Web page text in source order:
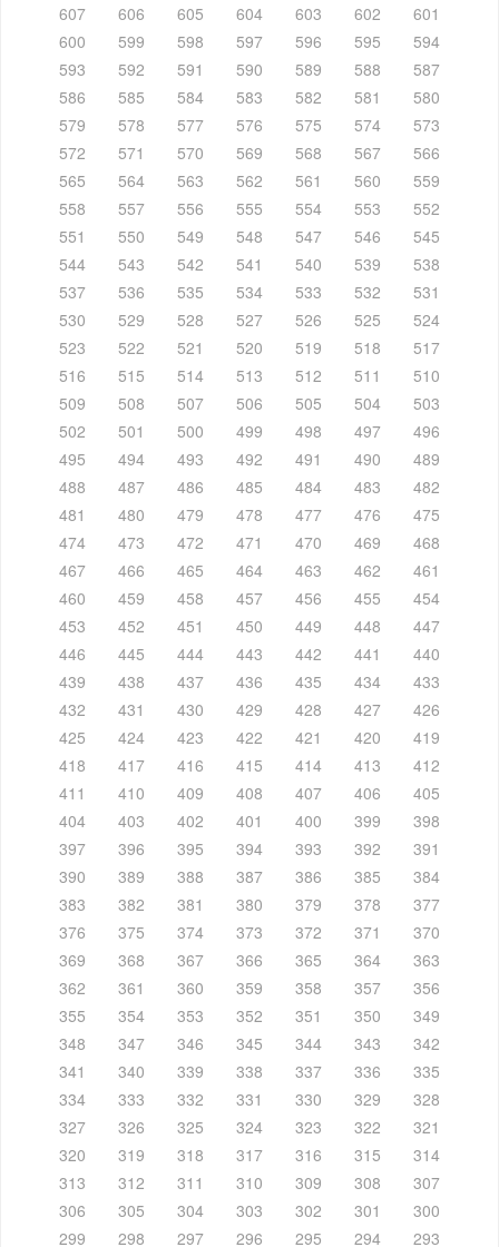
607
606 605 604 603 602
601
600
599 598 597 596 595
594
593
592 591 590 589 588
587
586
585 584 583 582 581
580
579
578 577 576 575 574
573
572
571 570 569 568 567
566
565
564 563 562 561 560
559
558
557 556 555 554 553
552
551
550 549 548 547 546
545
544
543 542 541 540 539
538
537
536 535 534 533 532
531
530
529 528 527 526 525
524
523
522 521 520 519 518
517
516
515 514 513 512 511
510
509
508 507 506 505 504
503
502
501 500 499 498 497
496
495
494 493 492 491 490
489
488
487 486 485 484 483
482
481
480 479 478 477 476
475
474
473 472 471 470 469
468
467
466 465 464 463 462
461
460
459 458 457 456 455
454
453
452 451 450 449 448
447
446
445 444 443 442 441
440
439
438 437 436 435 434
433
432
431 430 429 428 427
426
425
424 423 422 421 420
419
418
417 416 415 414 413
412
411
410 409 408 407 406
405
404
403 402 401 400 399
398
397
396 395 394 393 392
391
390
389 388 387 386 385
384
383
382 381 380 379 378
377
376
375 374 373 372 371
370
369
368 367 366 365 364
363
362
361 360 359 358 357
356
355
354 353 352 351 350
349
348
347 346 345 344 343
342
341
340 339 338 337 336
335
334
333 332 331 330 329
328
327
326 325 324 323 322
321
320
319 318 317 316 315
314
313
312 311 310 309 308
307
306
305 304 303 302 301
300
299
298 297 296 295 294
293